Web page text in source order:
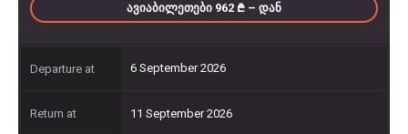
ᲐᲕᲘᲐᲑᲘᲚᲔᲗᲔᲑᲘ 962 – ᲓᲐᲜ
6 September 2026
11 September 2026